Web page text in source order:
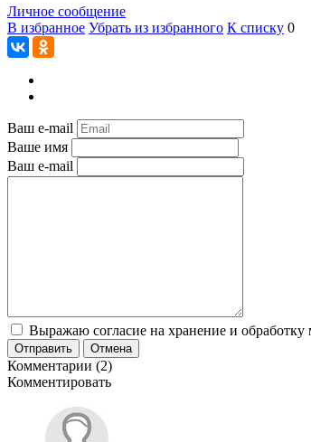
Личное сообщение
В избранное Убрать из избранного К списку 0
Ваш e-mail
Ваше имя
Ваш e-mail
Выражаю согласие на хранение и
Отправить Отмена
Комментарии (2)
Комментировать